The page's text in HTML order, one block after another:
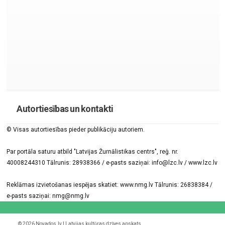
Autortiesības un kontakti
© Visas autortiesības pieder publikāciju autoriem.
Par portāla saturu atbild "Latvijas Žurnālistikas centrs", reģ. nr.
40008244310 Tālrunis: 28938366 / e-pasts saziņai: info@lzc.lv / www.lzc.lv
Reklāmas izvietošanas iespējas skatiet: www.nmg.lv Tālrunis: 26838384 /
e-pasts saziņai: nmg@nmg.lv
© 2026 Novados.lv | Latvijas kultūras dzīves apskats